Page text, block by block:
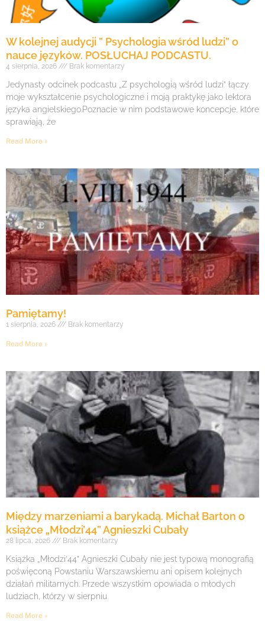
W kolejnej audycji ” Psychologia wśród ludzi” o
nauce języków. POSŁUCHAJ PODCASTU.
4 sierpnia, 2026 Brak komentarzy
Jedynasty odcinek podcastu „Z psychologią wśród ludzi” łączy
moje wykształcenie psychologiczne i moją praktykę jako lektora
języka angielskiego.Poznacie w nim podstawowe koncepcje, które
sprawiają, że
Read More »
Pamiętamy!
1 sierpnia, 2026 Brak komentarzy
Read More »
Między marzeniami a barykadą. Michał Barton o
książce „Młodzi’44” Agnieszki Cubały
28 lipca, 2026 Brak komentarzy
Książka „Młodzi’44” Agnieszki Cubały nie jest typową monografią
poświęconą Powstaniu Warszawskiemu ani opisem kolejnych
działań militarnych. Przede wszystkim opowiada o młodych
ludziach, którzy w sierpniu
Read More »